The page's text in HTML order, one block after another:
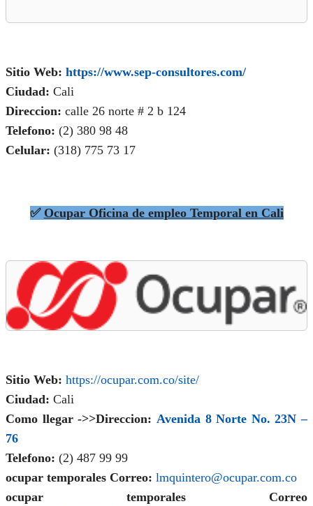
Sitio Web: https://www.sep-consultores.com/
Ciudad: Cali
Direccion: calle 26 norte # 2 b 124
Telefono: (2) 380 98 48
Celular: (318) 775 73 17
✅ Ocupar Oficina de empleo Temporal en Cali
Sitio Web: https://ocupar.com.co/site/
Ciudad: Cali
Como llegar ->>Direccion: Avenida 8 Norte No. 23N –
76
Telefono: (2) 487 99 99
ocupar temporales Correo: lmquintero@ocupar.com.co
ocupar temporales Correo